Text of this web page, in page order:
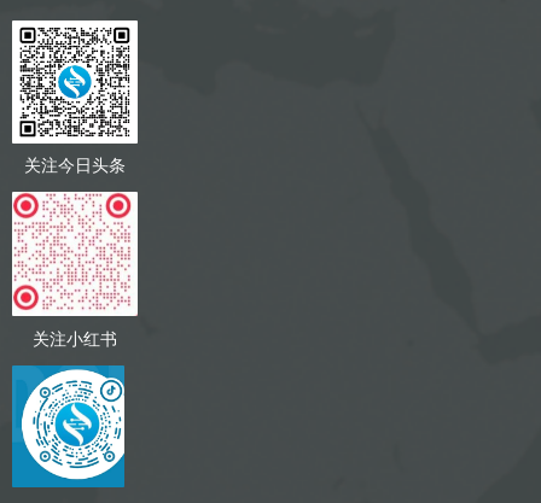
关注小红书
关注今日头条